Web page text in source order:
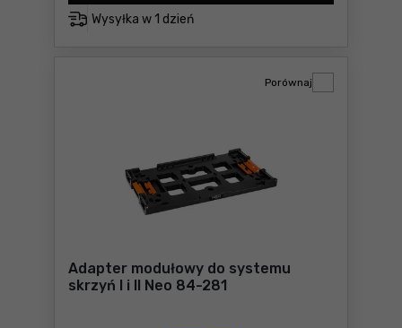
Wysyłka w 1 dzień
Adapter modułowy do systemu
skrzyń I i II Neo 84-281
Porównaj